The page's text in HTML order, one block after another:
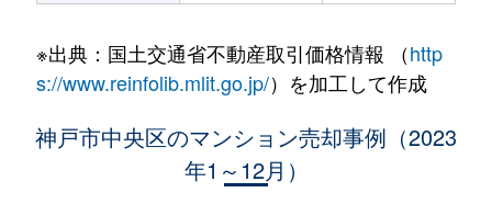
※出典：国土交通省不動産取引価格情報 （http
s://www.reinfolib.mlit.go.jp/）を加工して作成
神戸市中央区のマンション売却事例（2023
年1～12月）